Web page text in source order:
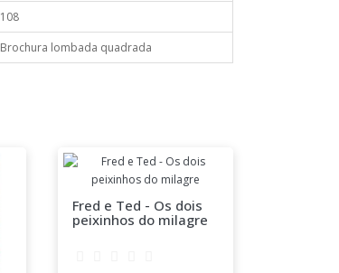
108
Brochura lombada quadrada
Fred e Ted - Os dois
peixinhos do milagre